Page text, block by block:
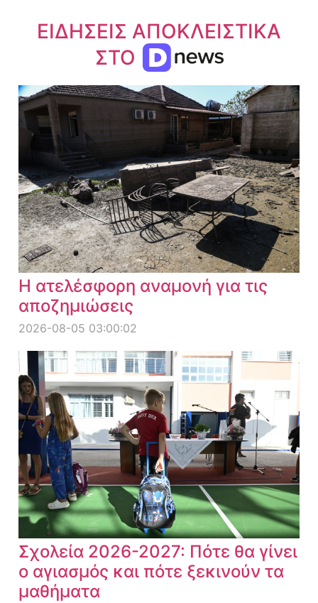
ΕΙΔΗΣΕΙΣ ΑΠΟΚΛΕΙΣΤΙΚΑ
ΣΤΟ
Η ατελέσφορη αναμονή για τις
αποζημιώσεις
2026-08-05 03:00:02
Σχολεία 2026-2027: Πότε θα γίνει
ο αγιασμός και πότε ξεκινούν τα
μαθήματα